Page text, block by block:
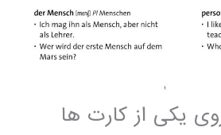
یکی از کارت ها